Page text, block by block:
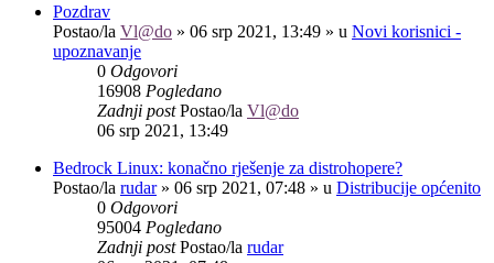
Pozdrav
Postao/la Vl@do » 06 srp 2021, 13:49 » u Novi korisnici -
upoznavanje
0 Odgovori
16908 Pogledano
Zadnji postPostao/la Vl@do
06 srp 2021, 13:49
Bedrock Linux: konačno rješenje za distrohopere?
Postao/la rudar» 06 srp 2021, 07:48 » u Distribucije općenito
0 Odgovori
95004 Pogledano
Zadnji postPostao/la rudar